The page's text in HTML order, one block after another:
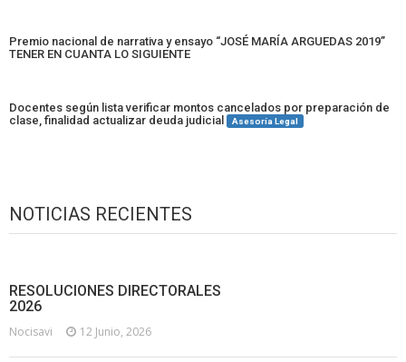
Premio nacional de narrativa y ensayo “JOSÉ MARÍA ARGUEDAS 2019”
TENER EN CUANTA LO SIGUIENTE
Docentes según lista verificar montos cancelados por preparación de
clase, finalidad actualizar deuda judicial
Asesoría Legal
NOTICIAS RECIENTES
RESOLUCIONES DIRECTORALES
2026
Nocisavi 12 Junio, 2026